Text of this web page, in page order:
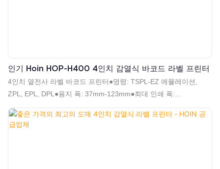
인기 Hoin HOP-H400 4인치 감열식 바코드 라벨 프린터
4인치 열전사 라벨 바코드 프린터●명령: TSPL-EZ 에뮬레이션,
ZPL, EPL, DPL●용지 폭: 37mm-123mm●최대 인쇄 폭:
108mm●1D 2D 바코드 인쇄 지원●직렬 시퀀스 지원●고속
152mm/s(6인치/s)(최대)●롤 유형 및 접이식 유형 용지 지원●직경
120mm 용지 롤 지원●해상도: 203DPI●Dlabel, Nicelabel 등의 소프